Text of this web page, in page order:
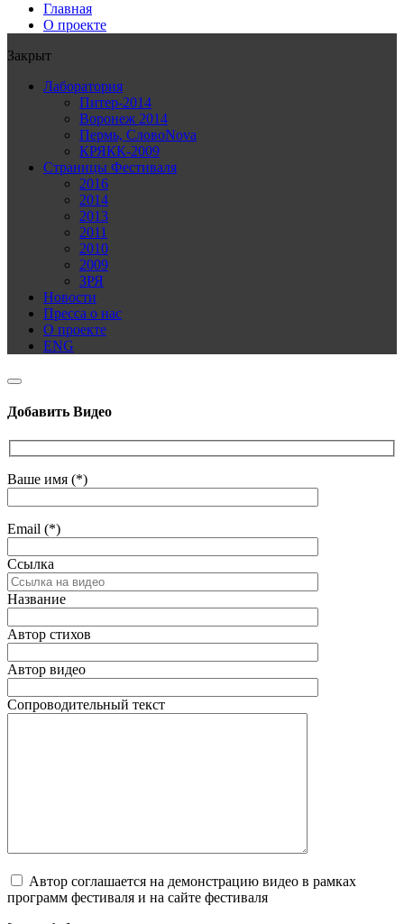
Главная
О проекте
Закрыт
Лаборатория
Питер-2014
Воронеж 2014
Пермь, СловоNova
КРЯКК-2009
Страницы Фестиваля
2016
2014
2013
2011
2010
2009
ЗРЯ
Новости
Пресса о нас
О проекте
ENG
Добавить Видео
Ваше имя (*)
Email (*)
Ссылка
Название
Автор стихов
Автор видео
Сопроводительный текст
Автор соглашается на демонстрацию видео в рамках
программ фестиваля и на сайте фестиваля